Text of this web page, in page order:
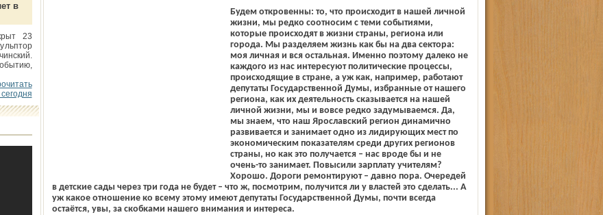
в
23
Будем откровенны: то, что происходит в нашей личной
жизни, мы редко соотносим с теми событиями,
которые происходят в жизни страны, региона или
города. Мы разделяем жизнь как бы на два сектора:
моя личная и вся остальная. Именно поэтому далеко не
каждого из нас интересуют политические процессы,
происходящие в стране, а уж как, например, работают
депутаты Государственной Думы, избранные от нашего
региона, как их деятельность сказывается на нашей
личной жизни, мы и вовсе редко задумываемся. Да,
мы знаем, что наш Ярославский регион динамично
развивается и занимает одно из лидирующих мест по
экономическим показателям среди других регионов
страны, но как это получается – нас вроде бы и не
очень-то занимает. Повысили зарплату учителям?
Хорошо. Дороги ремонтируют – давно пора. Очередей
в детские сады через три года не будет – что ж, посмотрим, получится ли у властей это сделать... А
уж какое отношение ко всему этому имеют депутаты Государственной Думы, почти всегда
остаётся, увы, за скобками нашего внимания и интереса.